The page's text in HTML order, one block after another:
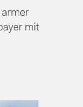
armer
mit